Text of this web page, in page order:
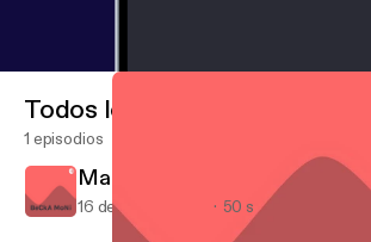
Todos los episodios
1 episodios
March 16, 2018
16 de mar de 2018 50 s